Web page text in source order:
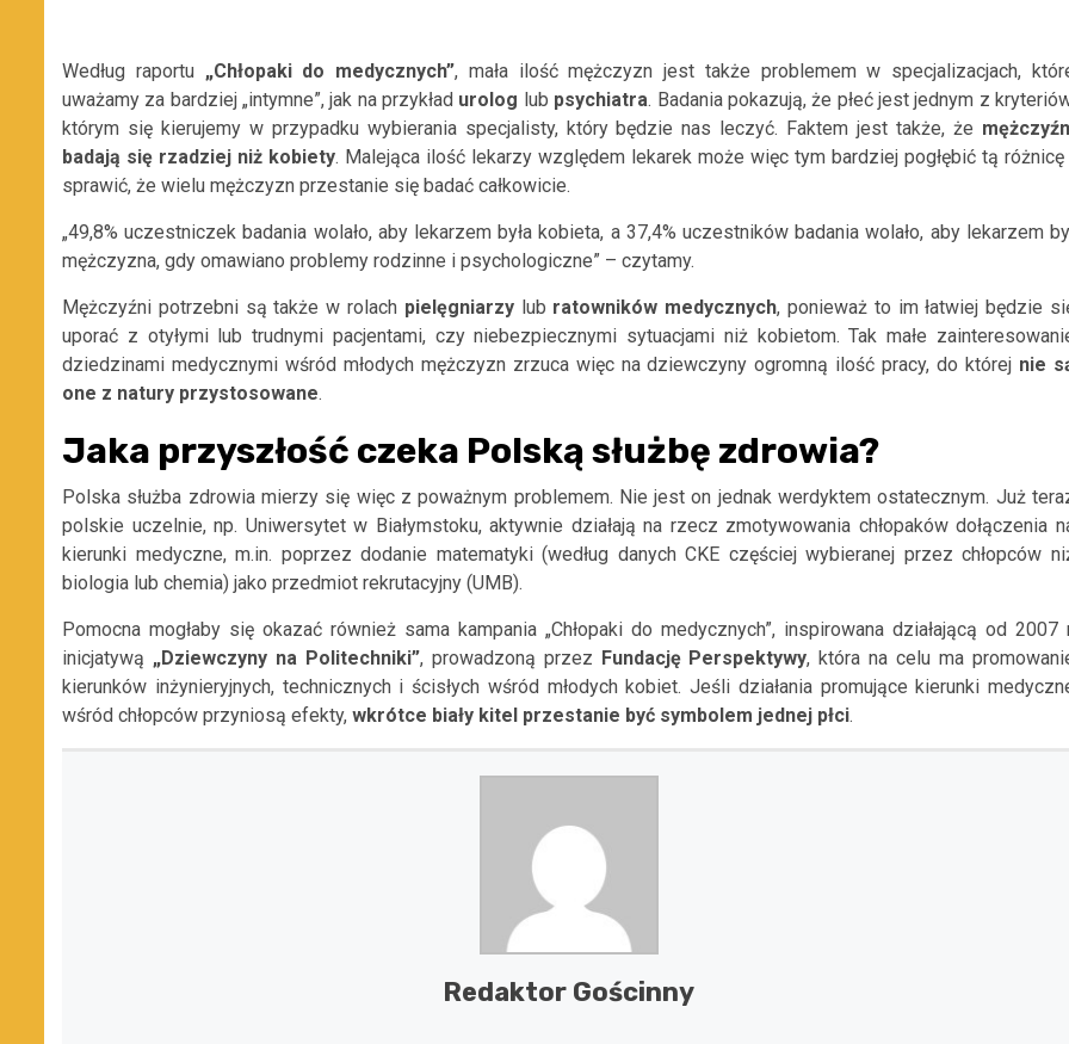
Według raportu „Chłopaki do medycznych”, mała ilość mężczyzn jest także problemem w specjalizacjach,
uważamy za bardziej „intymne”, jak na przykład urolog lub psychiatra. Badania pokazują, że płeć jest jednym z
którym się kierujemy w przypadku wybierania specjalisty, który będzie nas leczyć. Faktem jest także, że
badają się rzadziej niż kobiety. Malejąca ilość lekarzy względem lekarek może więc tym bardziej pogłębić tą różnicę
sprawić, że wielu mężczyzn przestanie się badać całkowicie.
„49,8% uczestniczek badania wolało, aby lekarzem była kobieta, a 37,4% uczestników badania wolało, aby lekarzem
mężczyzna, gdy omawiano problemy rodzinne i psychologiczne” – czytamy.
Mężczyźni potrzebni są także w rolach pielęgniarzylub ratowników medycznych, ponieważ to im łatwiej będzie
uporać z otyłymi lub trudnymi pacjentami, czy niebezpiecznymi sytuacjami niż kobietom. Tak małe
dziedzinami medycznymi wśród młodych mężczyzn zrzuca więc na dziewczyny ogromną ilość pracy, do której nie
one z natury przystosowane.
Jaka przyszłość czeka Polską służbę zdrowia?
Polska służba zdrowia mierzy się więc z poważnym problemem. Nie jest on jednak werdyktem ostatecznym. Już
polskie uczelnie, np. Uniwersytet w Białymstoku, aktywnie działają na rzecz zmotywowania chłopaków dołączenia
kierunki medyczne, m.in. poprzez dodanie matematyki (według danych CKE częściej wybieranej przez chłopców
biologia lub chemia) jako przedmiot rekrutacyjny (UMB).
Pomocna mogłaby się okazać również sama kampania „Chłopaki do medycznych”, inspirowana działającą od 2007
inicjatywą „Dziewczyny na Politechniki”, prowadzoną przez Fundację Perspektywy, która na celu ma
kierunków inżynieryjnych, technicznych i ścisłych wśród młodych kobiet. Jeśli działania promujące kierunki
wśród chłopców przyniosą efekty, wkrótce biały kitel przestanie być symbolem jednej płci.
Redaktor Gościnny